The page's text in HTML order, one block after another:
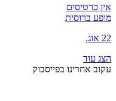
אין כרטיסים
מופע ברוסית
22 אוג.
הצג עוד
עקוב אחרינו בפייסבוק